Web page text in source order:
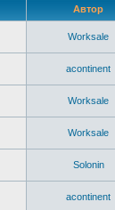
Автор
Worksale
acontinent
Worksale
Worksale
Solonin
acontinent